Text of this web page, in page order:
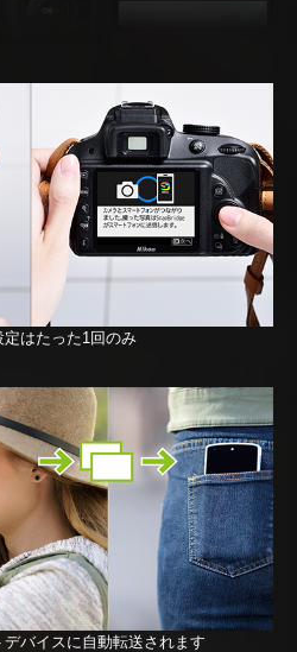
はたった1回のみ
バイスに自動転送されます